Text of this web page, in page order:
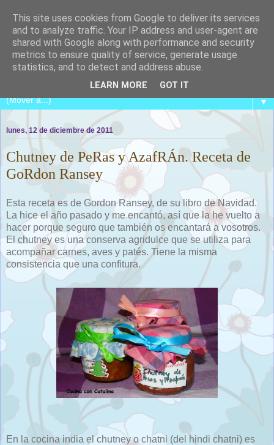
COCINA CON CATALINA
▼
lunes, 12 de diciembre de 2011
Chutney de PeRas y AzafRÁn. Receta de
GoRdon Ransey
Esta receta es de Gordon Ransey, de su libro de Navidad.
La hice el año pasado y me encantó, así que la he vuelto a
hacer porque seguro que también os encantará a vosotros.
El chutney es una conserva agridulce que se utiliza para
acompañar carnes, aves y patés. Tiene la misma
consistencia que una confitura.
En la cocina india el chutney o chatni (del hindi chatni) es
This site uses cookies from Google to deliver its services
and to analyze traffic. Your IP address and user-agent are
shared with Google along with performance and security
metrics to ensure quality of service, generate usage
statistics, and to detect and address abuse.
LEARN MORE GOT IT